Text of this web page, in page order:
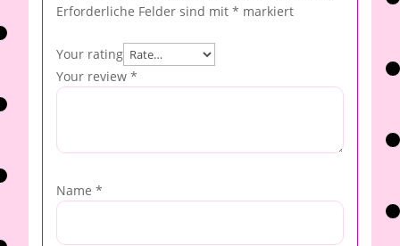
Erforderliche Felder sind mit * markiert
Your rating
Your review *
Name *